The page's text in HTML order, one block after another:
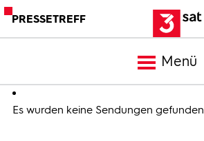
PRESSETREFF
Menü
Meldungen
Es wurden keine Sendungen gefunden